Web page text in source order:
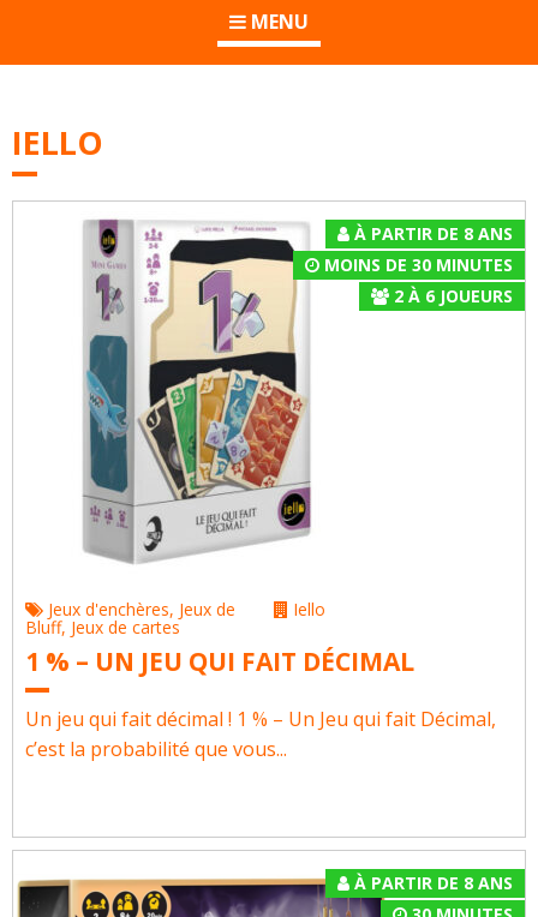
MENU
IELLO
À PARTIR DE 8 ANS
MOINS DE 30 MINUTES
2À 6JOUEURS
Jeux d'enchères, Jeux de
Bluff, Jeux de cartes
Iello
1 % – UN JEU QUI FAIT DÉCIMAL
Un jeu qui fait décimal ! 1 % – Un Jeu qui fait Décimal,
c’est la probabilité que vous...
À PARTIR DE 8 ANS